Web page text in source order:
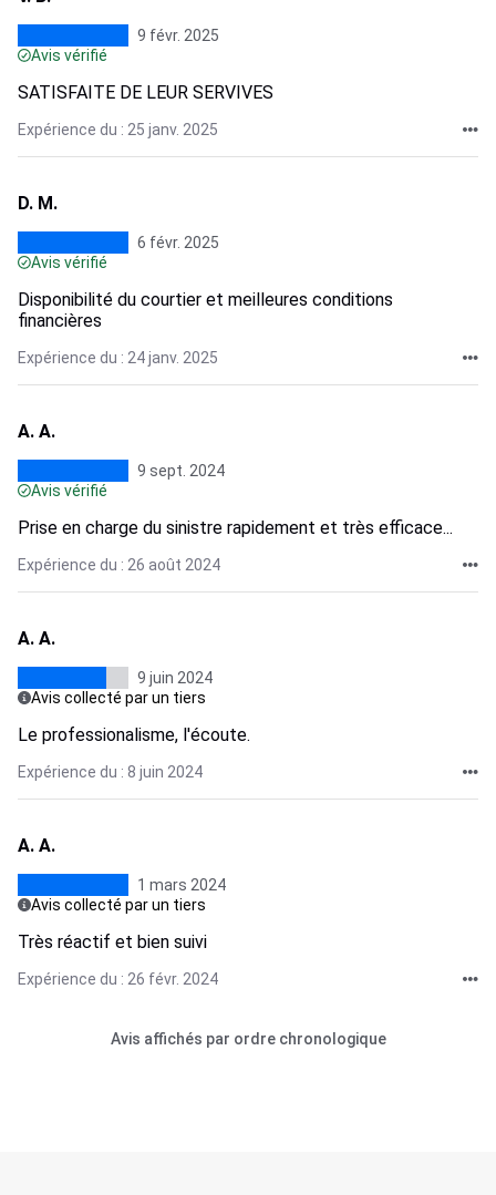
9 févr. 2025
Avis vérifié
SATISFAITE DE LEUR SERVIVES
Expérience du : 25 janv. 2025
D. M.
6 févr. 2025
Avis vérifié
Disponibilité du courtier et meilleures conditions
financières
Expérience du : 24 janv. 2025
A. A.
9 sept. 2024
Avis vérifié
Prise en charge du sinistre rapidement et très efficace...
Expérience du : 26 août 2024
A. A.
9 juin 2024
Avis collecté par un tiers
Le professionalisme, l'écoute.
Expérience du : 8 juin 2024
A. A.
1 mars 2024
Avis collecté par un tiers
Très réactif et bien suivi
Expérience du : 26 févr. 2024
Avis affichés par ordre chronologique